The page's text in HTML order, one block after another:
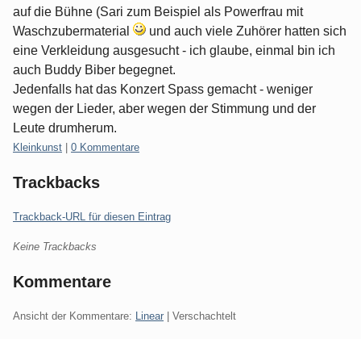
auf die Bühne (Sari zum Beispiel als Powerfrau mit
Waschzubermaterial
und auch viele Zuhörer hatten sich
eine Verkleidung ausgesucht - ich glaube, einmal bin ich
auch Buddy Biber begegnet.
Jedenfalls hat das Konzert Spass gemacht - weniger
wegen der Lieder, aber wegen der Stimmung und der
Leute drumherum.
Kategorien:
Kleinkunst 0 Kommentare
Trackbacks
Trackback-URL für diesen Eintrag
Keine Trackbacks
Kommentare
Ansicht der Kommentare: Linear | Verschachtelt